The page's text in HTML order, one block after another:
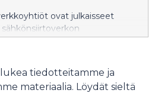
ovat julkaisseet
kasvusta, joka aiheuttaa
toisiltaan ja kehittää
ratkaisuja.tiedotteitamme ja
materiaalia. Löydät sieltä